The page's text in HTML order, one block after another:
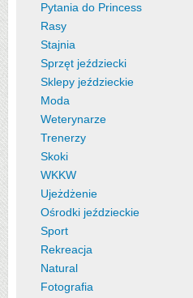
Pytania do Princess
Rasy
Stajnia
Sprzęt jeździecki
Sklepy jeździeckie
Moda
Weterynarze
Trenerzy
Skoki
WKKW
Ujeżdżenie
Ośrodki jeździeckie
Sport
Rekreacja
Natural
Fotografia